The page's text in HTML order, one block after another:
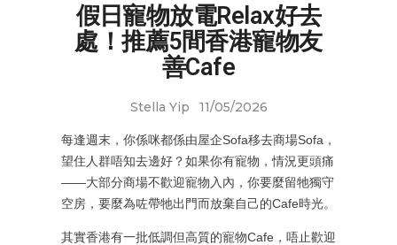
假日寵物放電Relax好去
處！推薦5間香港寵物友
善Cafe
Stella Yip 11/05/2026
每逢週末，你係咪都係由屋企Sofa移去商場Sofa，
望住人群唔知去邊好？如果你有寵物，情況更頭痛
——大部分商場不歡迎寵物入內，你要麼留牠獨守
空房，要麼為咗帶牠出門而放棄自己的Cafe時光。
其實香港有一批低調但高質的寵物Cafe，唔止歡迎